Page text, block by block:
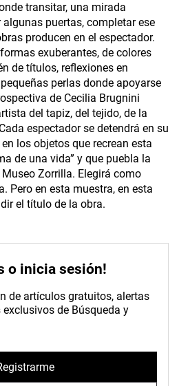
transitar, una mirada
puertas, completar ese
producen en el espectador.
exuberantes, de colores
de títulos, reflexiones en
perlas donde apoyarse
de Cecilia Brugnini
del tapiz, del tejido, de la
espectador se detendrá en su
los objetos que recrean esta
de una vida” y que puebla la
Zorrilla. Elegirá como
Pero en esta muestra, en esta
el título de la obra.
o inicia sesión!
de artículos gratuitos, alertas
de Búsqueda y